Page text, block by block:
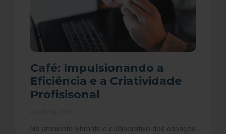
Café: Impulsionando a
Eficiência e a Criatividade
Profisisonal
No ambiente vibrante e colaborativo dos espaços